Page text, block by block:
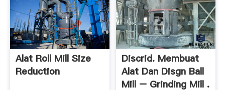
Alat Roll Mill Size
Reduction
Discrid. Membuat
Alat Dan Disgn Ball
Mill – Grinding Mill .